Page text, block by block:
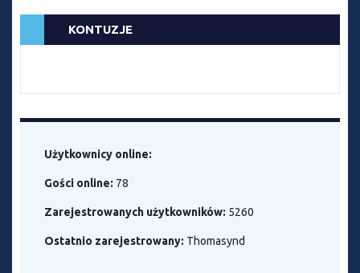
KONTUZJE
Użytkownicy online:
Gości online: 78
Zarejestrowanych użytkowników: 5260
Ostatnio zarejestrowany: Thomasynd